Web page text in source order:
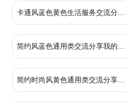
卡通风蓝色黄色生活服务交流分享靠谱的搬家公司怎么找小红书内页
简约风蓝色通用类交流分享我的暑假生活不止AB面小红书封面
简约时尚风黄色通用类交流分享小红书爆款封面教程竖版视频封面